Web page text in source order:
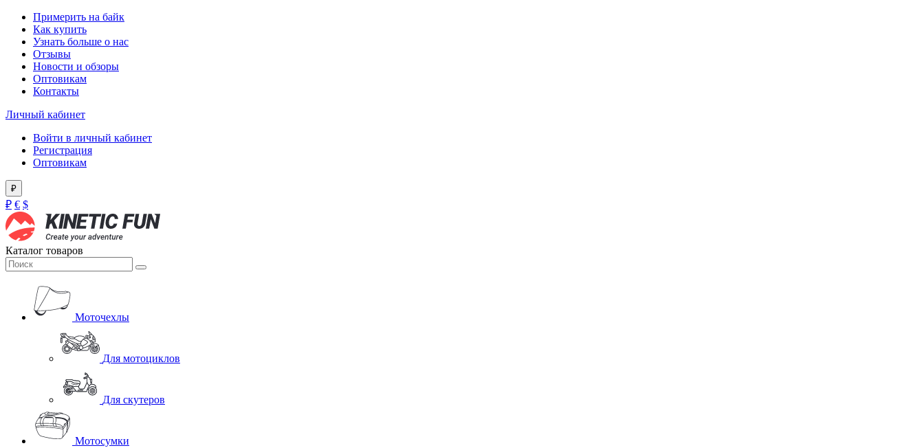
Примерить на байк
Как купить
Узнать больше о нас
Отзывы
Новости и обзоры
Оптовикам
Контакты
Личный кабинет
Войти в личный кабинет
Регистрация
Оптовикам
₽
₽ € $
Каталог товаров
Моточехлы
Для мотоциклов
Для скутеров
Мотосумки